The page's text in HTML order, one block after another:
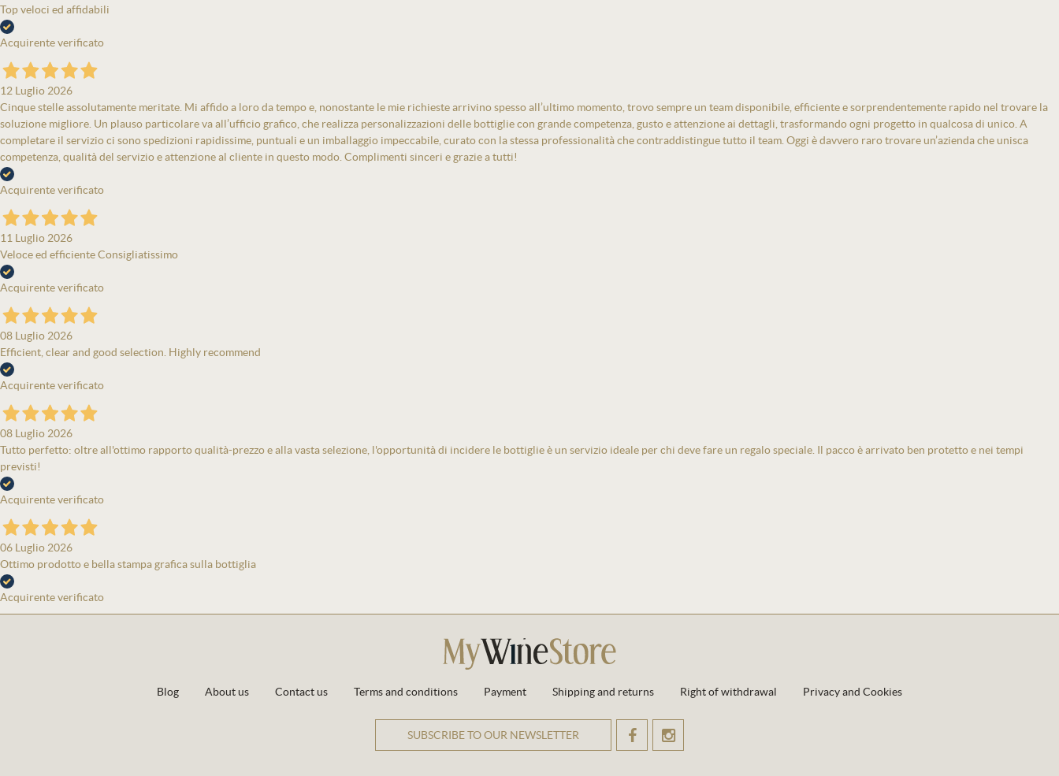
Top veloci ed affidabili
Acquirente verificato
12 Luglio 2026
Cinque stelle assolutamente meritate. Mi affido a loro da tempo e, nonostante le mie richieste arrivino spesso all’ultimo momento, trovo sempre un team disponibile, efficiente e sorprendentemente rapido nel trovare la
soluzione migliore. Un plauso particolare va all’ufficio grafico, che realizza personalizzazioni delle bottiglie con grande competenza, gusto e attenzione ai dettagli, trasformando ogni progetto in qualcosa di unico. A
completare il servizio ci sono spedizioni rapidissime, puntuali e un imballaggio impeccabile, curato con la stessa professionalità che contraddistingue tutto il team. Oggi è davvero raro trovare un’azienda che unisca
competenza, qualità del servizio e attenzione al cliente in questo modo. Complimenti sinceri e grazie a tutti!
Acquirente verificato
11 Luglio 2026
Veloce ed efficiente Consigliatissimo
Acquirente verificato
08 Luglio 2026
Efficient, clear and good selection. Highly recommend
Acquirente verificato
08 Luglio 2026
Tutto perfetto: oltre all'ottimo rapporto qualità-prezzo e alla vasta selezione, l'opportunità di incidere le bottiglie è un servizio ideale per chi deve fare un regalo speciale. Il pacco è arrivato ben protetto e nei tempi
previsti!
Acquirente verificato
06 Luglio 2026
Ottimo prodotto e bella stampa grafica sulla bottiglia
Acquirente verificato
Blog About us Contact us Terms and conditions Payment Shipping and returns Right of withdrawal Privacy and Cookies
SUBSCRIBE TO OUR NEWSLETTER